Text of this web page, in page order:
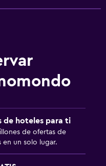
de hoteles para ti
de ofertas de
en un solo lugar.